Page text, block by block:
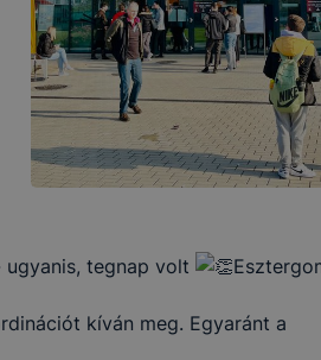
tegnap volt
kíván meg. Egyaránt a